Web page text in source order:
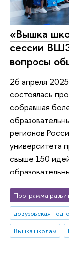
«Вышка
сессии
вопросы
26 апреля
состоялась
собравшая
регионов
университета
свыше 150
Программа
довузовская
Вышка школам